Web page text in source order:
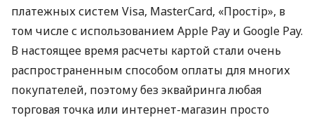
платежных систем Visa, MasterCard, «Простір», в
том числе с использованием Apple Pay и Google Pay.
В настоящее время расчеты картой стали очень
распространенным способом оплаты для многих
покупателей, поэтому без эквайринга любая
торговая точка или интернет-магазин просто